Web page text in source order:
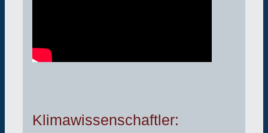
Klimawissenschaftler: